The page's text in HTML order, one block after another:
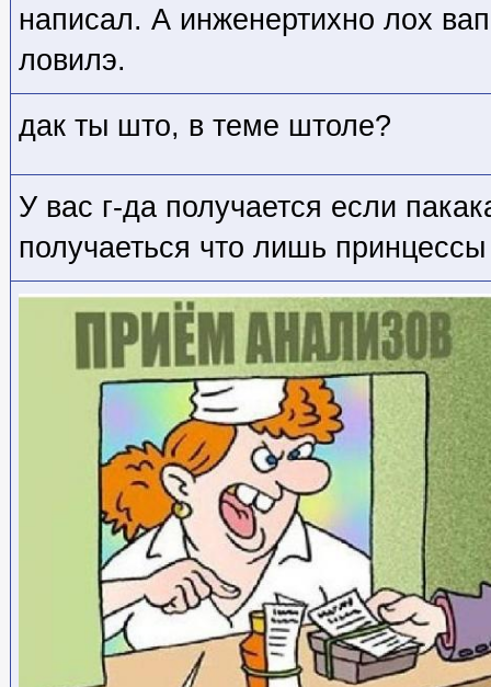
написал. А инженертихно лох
ловилэ.
дак ты што, в теме штоле?
У вас г-да получается если
получаеться что лишь